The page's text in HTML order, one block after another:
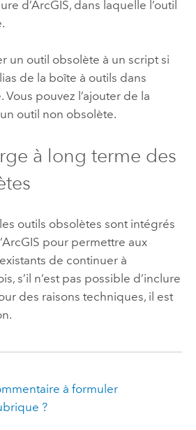
d’ArcGIS, dans laquelle l’outil
un outil obsolète à un script si
de la boîte à outils dans
Vous pouvez l’ajouter de la
outil non obsolète.
à long terme des
outils obsolètes sont intégrés
pour permettre aux
de continuer à
s’il n’est pas possible d’inclure
des raisons techniques, il est
à formuler
?